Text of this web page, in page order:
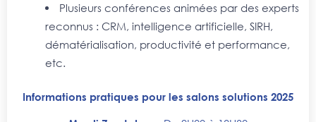
Plusieurs conférences animées par des experts
reconnus : CRM, intelligence artificielle, SIRH,
dématérialisation, productivité et performance,
etc.
Informations pratiques pour les salons solutions 2025